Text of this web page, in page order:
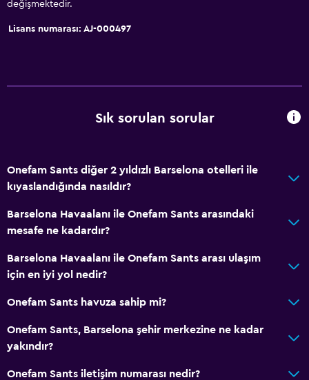
değişmektedir.
Lisans numarası: AJ-000497
Sık sorulan sorular
Onefam Sants diğer 2 yıldızlı Barselona otelleri ile
kıyaslandığında nasıldır?
Barselona Havaalanı ile Onefam Sants arasındaki
mesafe ne kadardır?
Barselona Havaalanı ile Onefam Sants arası ulaşım
için en iyi yol nedir?
Onefam Sants havuza sahip mi?
Onefam Sants, Barselona şehir merkezine ne kadar
yakındır?
Onefam Sants iletişim numarası nedir?